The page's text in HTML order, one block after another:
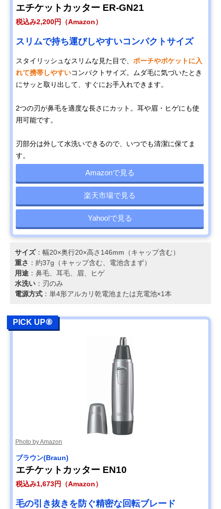
エチケットカッター ER-GN21
税込み2,200円（Amazon）
スリムで持ち運びしやすいコンパクトサイズ
スタイリッシュなスリムな見た目で、 ポーチやポケットに入
れて携帯しやすいコンパクトサイズ。ムダ毛に気づいたとき
にサッと取り出して、すぐにお手入れできます。
2つの刃が鼻毛を適度な長さにカット。耳や眉・ヒゲにも使
用可能です。
刃部分は外して水洗いできるので、いつでも清潔に保てま
す。
Amazonで見る
楽天市場で見る
Yahoo!で見る
サイズ：幅20×奥行20×高さ146mm（キャップ含む）
重さ ：約37g（キャップ含む、電池含まず）
用途 ：鼻毛、耳毛、眉、ヒゲ
水洗い ：刃のみ
電源方式 ：単4形アルカリ乾電池または充電池×1本
PICK UP⑧
Photo by Amazon
ブラウン(Braun)
エチケットカッター EN10
税込み1,673円（Amazon）
毛の引き抜きを防ぐ精密な回転ブレード